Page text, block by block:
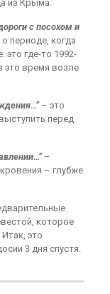
из Крыма.
с посохом и
периоде, когда
это где-то 1992-
это время возле
– это
перед
–
– глубже
которое
это
3 дня спустя.